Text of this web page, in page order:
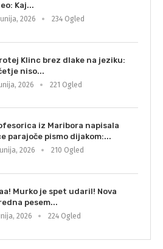
Kaj...
2026 234 Ogled
Klinc brez dlake na jeziku:
niso...
2026 221 Ogled
iz Maribora napisala
parajoče pismo dijakom:...
2026 210 Ogled
Murko je spet udaril! Nova
pesem...
2026 224 Ogled